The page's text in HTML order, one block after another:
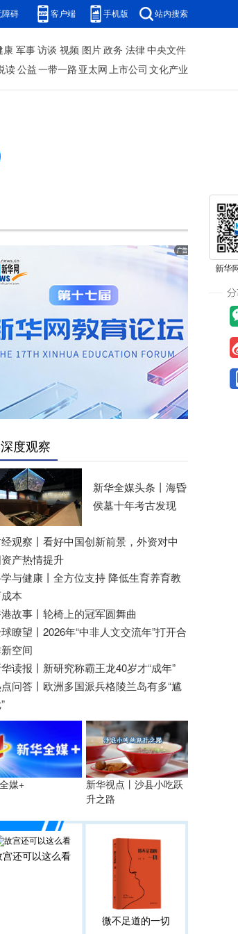
障碍 客户端 手机版 站内搜索
康 军事 访谈 视频 图片 政务 法律 中央文件
读 公益 一带一路 亚太网 上市公司 文化产业
深度观察
新华全媒头条丨 海昏
侯墓十年考古发现
观察丨 看好中国创新前景，外资对中
资产热情提升
与健康丨全方位支持 降低生育养育教
本
故事丨 轮椅上的冠军圆舞曲
瞭望丨2026年“中非人文交流年”打开合
空间
华读报丨新研究称霸王龙40岁才“成年”
问答丨欧洲多国派兵格陵兰岛有多“尴
媒+
新华视点丨沙县小吃跃
升之路
宫还可以这么看
微不足道的一切